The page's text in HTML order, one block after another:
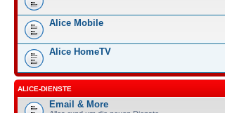
Alice Mobile
Alice HomeTV
ALICE-DIENSTE
Email & More